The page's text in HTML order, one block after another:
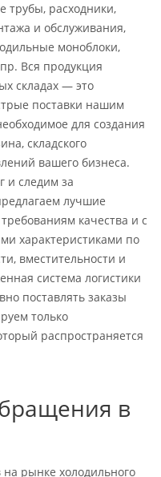
трубы, расходники,
и обслуживания,
моноблоки,
Вся продукция
складах — это
поставки нашим
для создания
складского
вашего бизнеса.
и следим за
лучшие
качества и с
характеристиками по
вместительности и
система логистики
поставлять заказы
только
распространяется
в
рынке холодильного